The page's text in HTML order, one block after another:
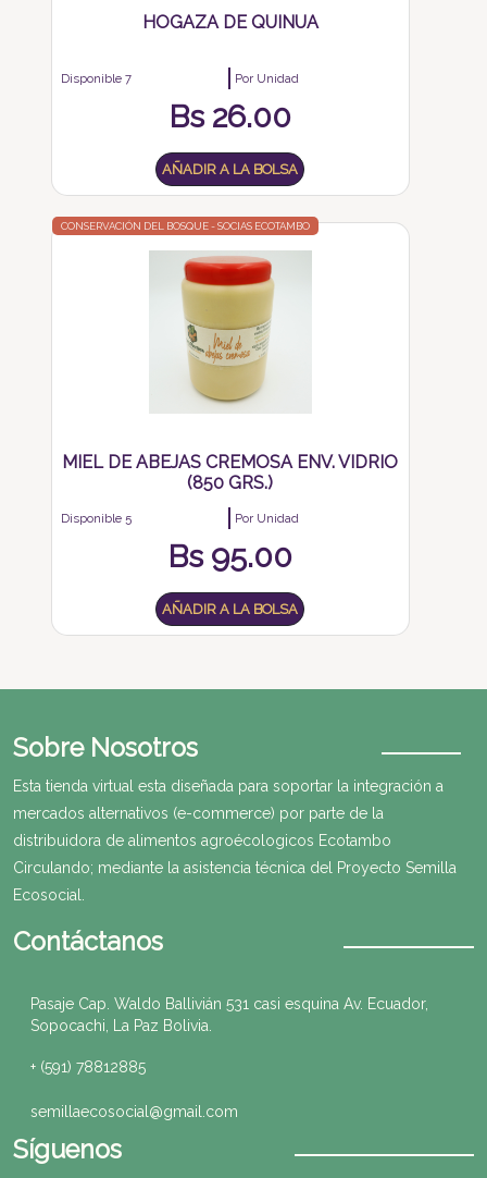
HOGAZA DE QUINUA
Disponible 7 Por Unidad
Bs 26.00
AÑADIR A LA BOLSA
CONSERVACIÓN DEL BOSQUE - SOCIAS ECOTAMBO
MIEL DE ABEJAS CREMOSA ENV. VIDRIO
(850 GRS.)
Disponible 5 Por Unidad
Bs 95.00
AÑADIR A LA BOLSA
Sobre Nosotros
Esta tienda virtual esta diseñada para soportar la integración a
mercados alternativos (e-commerce) por parte de la
distribuidora de alimentos agroécologicos Ecotambo
Circulando; mediante la asistencia técnica del Proyecto Semilla
Ecosocial.
Contáctanos
Pasaje Cap. Waldo Ballivián 531 casi esquina Av. Ecuador,
Sopocachi, La Paz Bolivia.
+ (591) 78812885
semillaecosocial@gmail.com
Síguenos